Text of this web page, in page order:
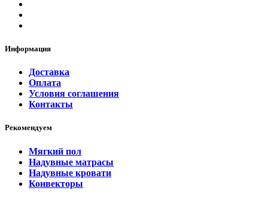
Информация
Доставка
Оплата
Условия соглашения
Контакты
Рекомендуем
Мягкий пол
Надувные матрасы
Надувные кровати
Конвекторы